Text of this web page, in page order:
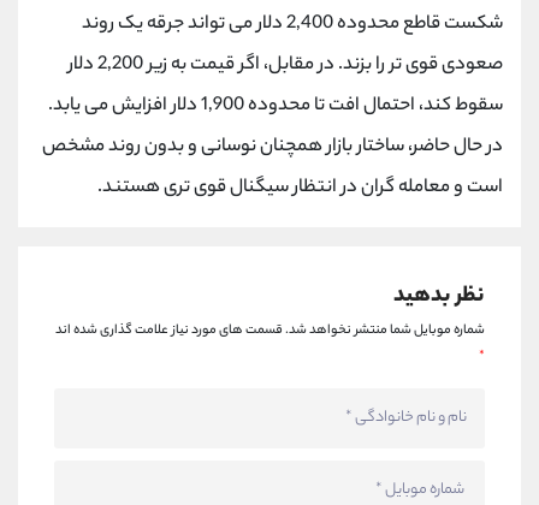
شکست قاطع محدوده 2,400 دلار می تواند جرقه یک روند
صعودی قوی تر را بزند. در مقابل، اگر قیمت به زیر 2,200 دلار
سقوط کند، احتمال افت تا محدوده 1,900 دلار افزایش می یابد.
در حال حاضر، ساختار بازار همچنان نوسانی و بدون روند مشخص
است و معامله گران در انتظار سیگنال قوی تری هستند.
نظر بدهید
شماره موبایل شما منتشر نخواهد شد.قسمت های مورد نیاز علامت گذاری شده اند
*